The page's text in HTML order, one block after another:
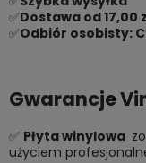
✅Dostawa od 17,00
✅Odbiór osobisty:
Gwarancje
✅ Płyta winylowa
użyciem